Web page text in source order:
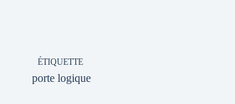
ÉTIQUETTE
porte logique